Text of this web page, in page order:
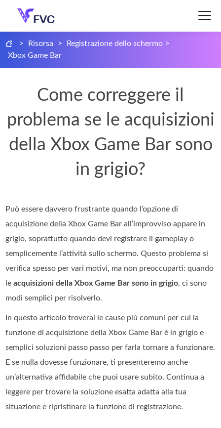
> Risorsa > Registrazione dello schermo >
Xbox Game Bar
Come correggere il
problema se le acquisizioni
della Xbox Game Bar sono
in grigio?
Può essere davvero frustrante quando l’opzione di
acquisizione della Xbox Game Bar all’improvviso appare in
grigio, soprattutto quando devi registrare il gameplay o
semplicemente l’attività sullo schermo. Questo problema si
verifica spesso per vari motivi, ma non preoccuparti: quando
leacquisizioni della Xbox Game Bar sono in grigio, ci sono
modi semplici per risolverlo.
In questo articolo troverai le cause più comuni per cui la
funzione di acquisizione della Xbox Game Bar è in grigio e
semplici soluzioni passo passo per farla tornare a funzionare.
E se nulla dovesse funzionare, ti presenteremo anche
un’alternativa affidabile che puoi usare subito. Continua a
leggere per trovare la soluzione esatta adatta alla tua
situazione e ripristinare la funzione di registrazione.